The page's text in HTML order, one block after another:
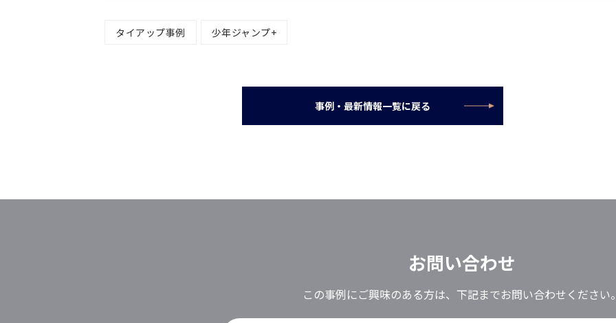
タイアップ事例 少年ジャンプ+
事例・最新情報一覧に戻る
お問い合わせ
この事例にご興味のある方は、下記までお問い合わせください。